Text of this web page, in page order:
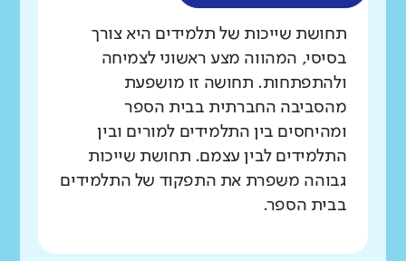
תחושת שייכות של תלמידים היא צורך
בסיסי, המהווה מצע ראשוני לצמיחה
ולהתפתחות. תחושה זו מושפעת
מהסביבה החברתית בבית הספר
ומהיחסים בין התלמידים למורים ובין
התלמידים לבין עצמם. תחושת שייכות
גבוהה משפרת את התפקוד של התלמידים
בבית הספר.